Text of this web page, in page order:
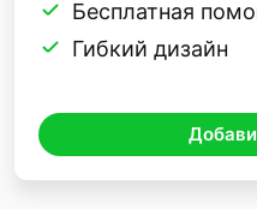
Бесплатная
Гибкий дизайн